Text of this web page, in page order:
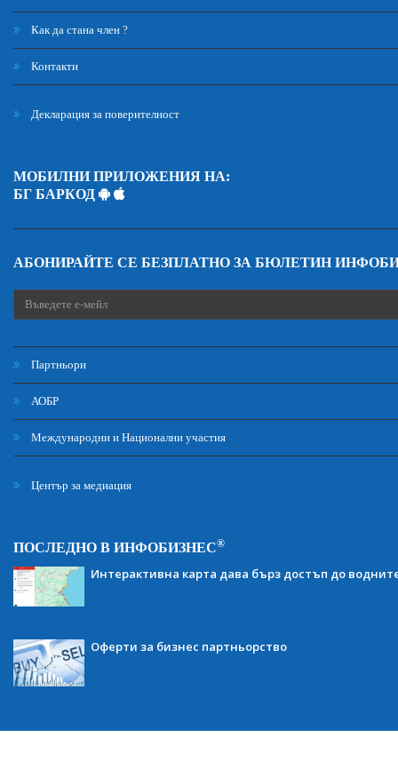
Как да стана член ?
Контакти
Декларация за поверителност
МОБИЛНИ ПРИЛОЖЕНИЯ НА:
БГ БАРКОД
АБОНИРАЙТЕ СЕ БЕЗПЛАТНО ЗА БЮЛЕТИН
Партньори
АОБР
Международни и Национални участия
Център за медиация
ПОСЛЕДНО В ИНФОБИЗНЕС®
Интерактивна карта дава бърз достъп до
Оферти за бизнес партньорство